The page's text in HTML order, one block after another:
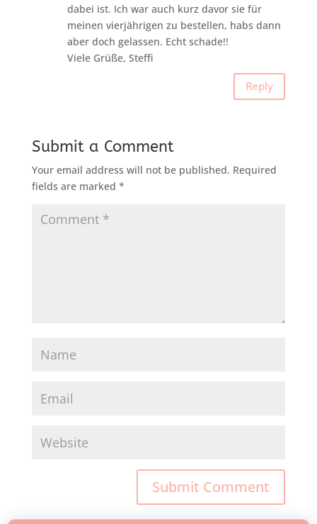
dabei ist. Ich war auch kurz davor sie für
meinen vierjährigen zu bestellen, habs dann
aber doch gelassen. Echt schade!!
Viele Grüße, Steffi
Reply
Submit a Comment
Your email address will not be published. Required
fields are marked *